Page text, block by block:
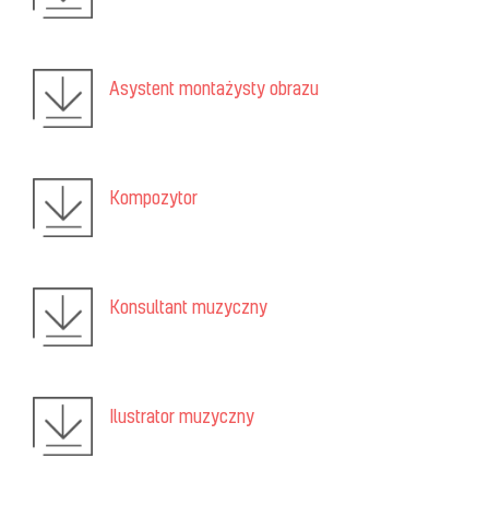
Asystent montażysty obrazu
Kompozytor
Konsultant muzyczny
Ilustrator muzyczny